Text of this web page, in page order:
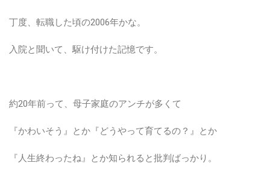
丁度、転職した頃の2006年かな。
入院と聞いて、駆け付けた記憶です。
約20年前って、母子家庭のアンチが多くて
『かわいそう』とか『どうやって育てるの？』とか
『人生終わったね』とか知られると批判ばっかり。